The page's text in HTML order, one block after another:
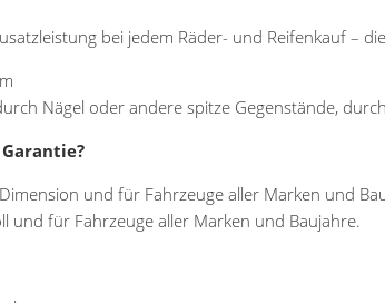
bei jedem Räder- und Reifenkauf –
Nägel oder andere spitze Gegenstände,
und für Fahrzeuge aller Marken und
und für Fahrzeuge aller Marken und Baujahre.